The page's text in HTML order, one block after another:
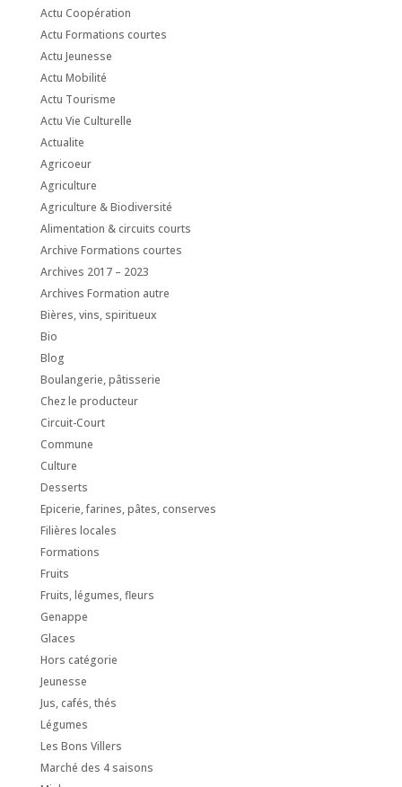
Actu Coopération
Actu Formations courtes
Actu Jeunesse
Actu Mobilité
Actu Tourisme
Actu Vie Culturelle
Actualite
Agricoeur
Agriculture
Agriculture & Biodiversité
Alimentation & circuits courts
Archive Formations courtes
Archives 2017 – 2023
Archives Formation autre
Bières, vins, spiritueux
Bio
Blog
Boulangerie, pâtisserie
Chez le producteur
Circuit-Court
Commune
Culture
Desserts
Epicerie, farines, pâtes, conserves
Filières locales
Formations
Fruits
Fruits, légumes, fleurs
Genappe
Glaces
Hors catégorie
Jeunesse
Jus, cafés, thés
Légumes
Les Bons Villers
Marché des 4 saisons